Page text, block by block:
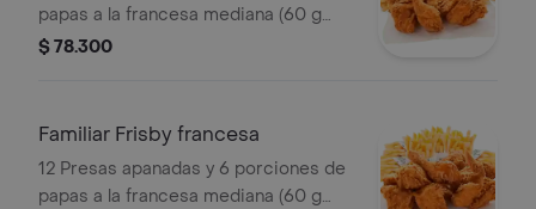
papas a la francesa mediana (60 g
und)
$ 78.300
Familiar Frisby francesa
12 Presas apanadas y 6 porciones de
papas a la francesa mediana (60 g